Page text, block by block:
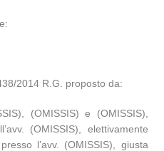
2014 R.G. proposto da:
(OMISSIS) e (OMISSIS),
(OMISSIS), elettivamente
l’avv. (OMISSIS), giusta